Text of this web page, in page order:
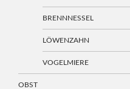
BRENNNESSEL
LÖWENZAHN
VOGELMIERE
OBST